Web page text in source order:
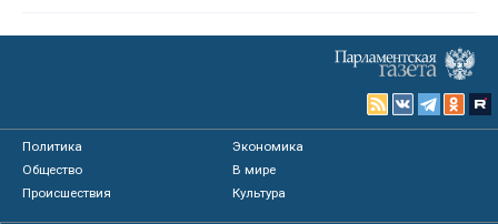
Политика
Экономика
Общество
В мире
Происшествия
Культура